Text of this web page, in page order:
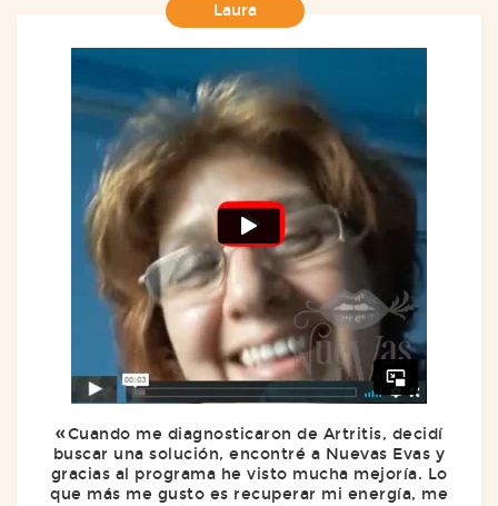
Laura
Cuando me diagnosticaron de Artritis, decidí
buscar una solución, encontré a Nuevas Evas y
gracias al programa he visto mucha mejoría. Lo
que más me gusto es recuperar mi energía, me